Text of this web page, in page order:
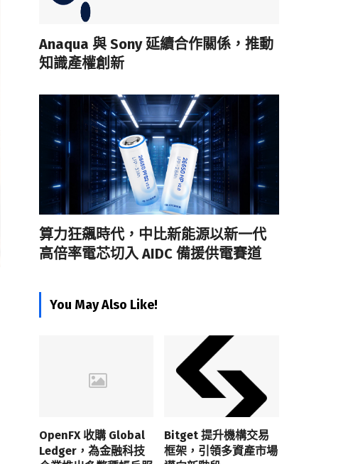
Anaqua 與 Sony 延續合作關係，推動
知識產權創新
算力狂飆時代，中比新能源以新一代
高倍率電芯切入 AIDC 備援供電賽道
You May Also Like!
OpenFX 收購 Global
Ledger，為金融科技
Bitget 提升機構交易
框架，引領多資產市場